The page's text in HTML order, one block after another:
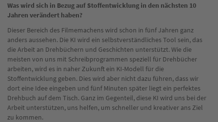
Was wird sich in Bezug auf Stoffentwicklung in den nächsten 10
Jahren verändert haben?
Dieser Bereich des Filmemachens wird schon in fünf Jahren ganz
anders aussehen. Die KI wird ein selbstverständliches Tool sein, das
die Arbeit an Drehbüchern und Geschichten unterstützt. Wie die
meisten von uns mit Schreibprogrammen speziell für Drehbücher
arbeiten, wird es in naher Zukunft ein KI-Modell für die
Stoffentwicklung geben. Dies wird aber nicht dazu führen, dass wir
dort eine Idee eingeben und fünf Minuten später liegt ein perfektes
Drehbuch auf dem Tisch. Ganz im Gegenteil, diese KI wird uns bei der
Arbeit unterstützen, uns helfen, um schneller und kreativer ans Ziel
zu kommen.